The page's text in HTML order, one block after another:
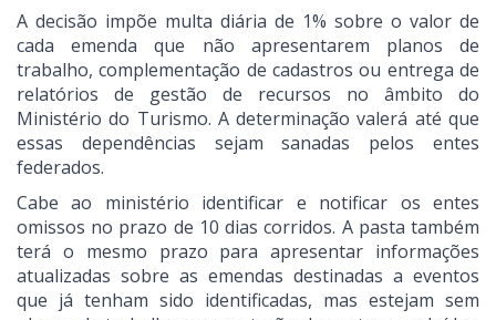
A decisão impõe multa diária de 1% sobre o valor de
cada emenda que não apresentarem planos de
trabalho, complementação de cadastros ou entrega de
relatórios de gestão de recursos no âmbito do
Ministério do Turismo. A determinação valerá até que
essas dependências sejam sanadas pelos entes
federados.
Cabe ao ministério identificar e notificar os entes
omissos no prazo de 10 dias corridos. A pasta também
terá o mesmo prazo para apresentar informações
atualizadas sobre as emendas destinadas a eventos
que já tenham sido identificadas, mas estejam sem